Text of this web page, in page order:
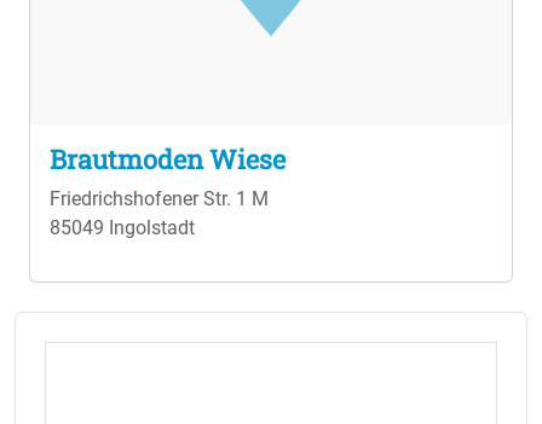
Brautmoden Wiese
Friedrichshofener Str. 1 M
85049 Ingolstadt